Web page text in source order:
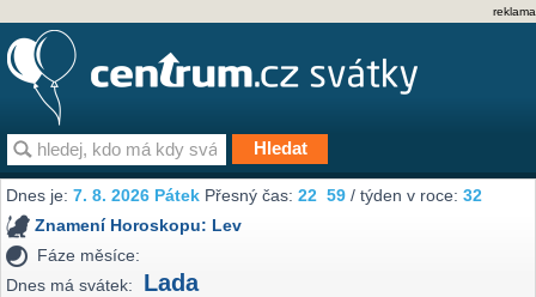
reklama
Dnes je:7. 8. 2026 Pátek Přesný čas:22 59 / týden v roce:32
Znamení Horoskopu: Lev
Fáze měsíce:
Dnes má svátek:
Lada